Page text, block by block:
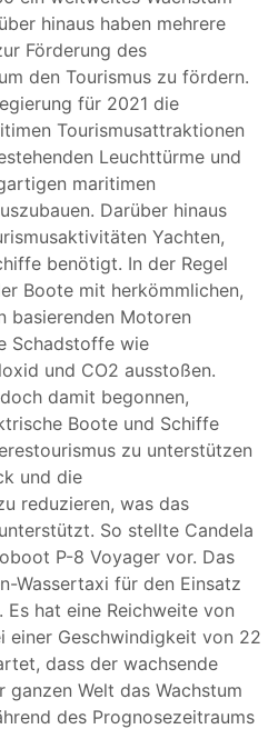
hinaus haben mehrere
Förderung des
den Tourismus zu fördern.
für 2021 die
Tourismusattraktionen
Leuchttürme und
maritimen
Darüber hinaus
Yachten,
benötigt. In der Regel
Boote mit herkömmlichen,
basierenden Motoren
Schadstoffe wie
und CO2 ausstoßen.
damit begonnen,
Boote und Schiffe
zu unterstützen
und die
reduzieren, was das
So stellte Candela
P-8 Voyager vor. Das
Wassertaxi für den Einsatz
hat eine Reichweite von
einer Geschwindigkeit von 22
dass der wachsende
ganzen Welt das Wachstum
des Prognosezeitraums